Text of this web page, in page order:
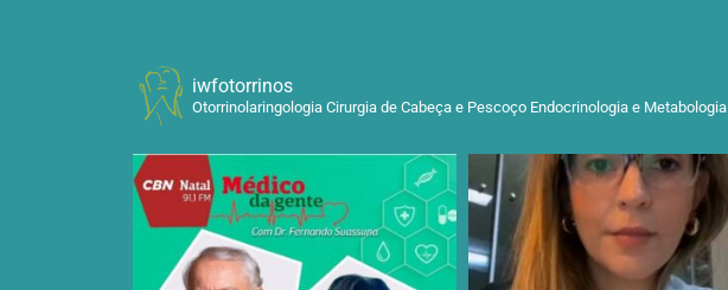
iwfotorrinos
Otorrinolaringologia Cirurgia de Cabeça e Pescoço Endocrinologia e Metabologia